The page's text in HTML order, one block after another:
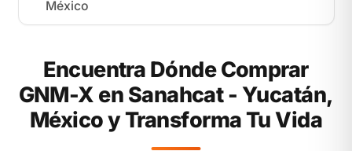
México
Encuentra Dónde Comprar
GNM-X en Sanahcat - Yucatán,
México y Transforma Tu Vida